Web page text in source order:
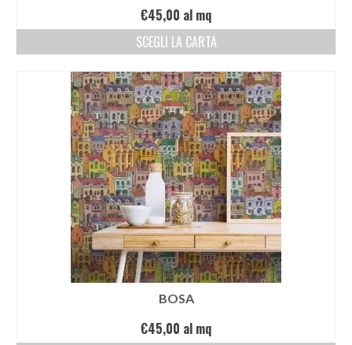
€45,00 al mq
SCEGLI LA CARTA
BOSA
€45,00 al mq